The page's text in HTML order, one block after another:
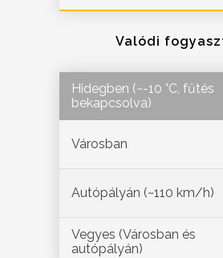
Valódi
Hidegben (~-10 °C, fűtés
bekapcsolva)
Városban
Autópályán (~110 km/h)
Vegyes (Városban és
autópályán)